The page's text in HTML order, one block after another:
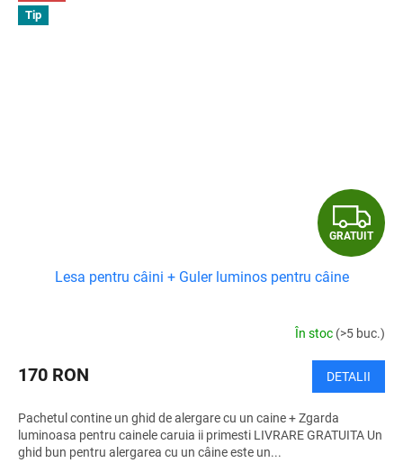
Tip
G
R
T
U
I
T
GRATUIT
Lesa pentru câini + Guler luminos pentru câine
În stoc (>5 buc.)
170 RON DETALII
Pachetul contine un ghid de alergare cu un caine + Zgarda
luminoasa pentru cainele caruia ii primesti LIVRARE GRATUITA Un
ghid bun pentru alergarea cu un câine este un...